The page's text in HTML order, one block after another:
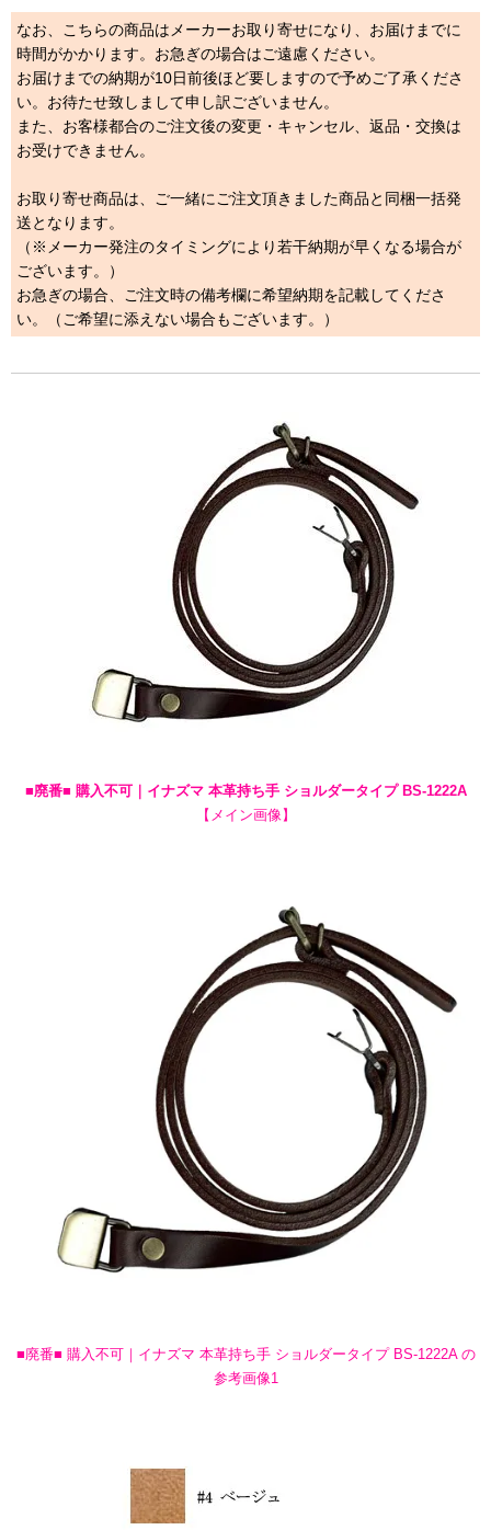
なお、こちらの商品はメーカーお取り寄せになり、お届けまでに
時間がかかります。お急ぎの場合はご遠慮ください。
お届けまでの納期が10日前後ほど要しますので予めご了承くださ
い。お待たせ致しまして申し訳ございません。
また、お客様都合のご注文後の変更・キャンセル、返品・交換は
お受けできません。
お取り寄せ商品は、ご一緒にご注文頂きました商品と同梱一括発
送となります。
（※メーカー発注のタイミングにより若干納期が早くなる場合が
ございます。）
お急ぎの場合、ご注文時の備考欄に希望納期を記載してくださ
い。（ご希望に添えない場合もございます。）
■廃番■ 購入不可｜イナズマ 本革持ち手 ショルダータイプ BS-1222A
【メイン画像】
■廃番■ 購入不可｜イナズマ 本革持ち手 ショルダータイプ BS-1222A の
参考画像1